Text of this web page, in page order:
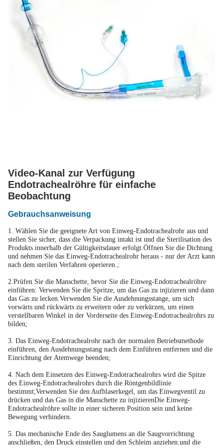
Video-Kanal zur Verfügung
Endotrachealröhre für einfache
Beobachtung
Gebrauchsanweisung
1. Wählen Sie die geeignete Art von Einweg-Endotrachealrohr aus und
stellen Sie sicher, dass die Verpackung intakt ist und die Sterilisation des
Produkts innerhalb der Gültigkeitsdauer erfolgt.Öffnen Sie die Dichtung
und nehmen Sie das Einweg-Endotrachealrohr heraus - nur der Arzt kann
nach dem sterilen Verfahren operieren.;
2.Prüfen Sie die Manschette, bevor Sie die Einweg-Endotrachealröhre
einführen: Verwenden Sie die Spritze, um das Gas zu injizieren und dann
das Gas zu lecken.Verwenden Sie die Ausdehnungsstange, um sich
vorwärts und rückwärts zu erweitern oder zu verkürzen, um einen
verstellbaren Winkel in der Vorderseite des Einweg-Endotrachealrohrs zu
bilden;
3. Das Einweg-Endotrachealrohr nach der normalen Betriebsmethode
einführen, den Ausdehnungsstang nach dem Einführen entfernen und die
Einrichtung der Atemwege beenden;
4. Nach dem Einsetzen des Einweg-Endotrachealrohrs wird die Spitze
des Einweg-Endotrachealrohrs durch die Röntgenbildlinie
bestimmt;Verwenden Sie den Aufblaserkegel, um das Einwegventil zu
drücken und das Gas in die Manschette zu injizierenDie Einweg-
Endotrachealröhre sollte in einer sicheren Position sein und keine
Bewegung verhindern.
5. Das mechanische Ende des Sauglumens an die Saugvorrichtung
anschließen, den Druck einstellen und den Schleim anziehen.und die